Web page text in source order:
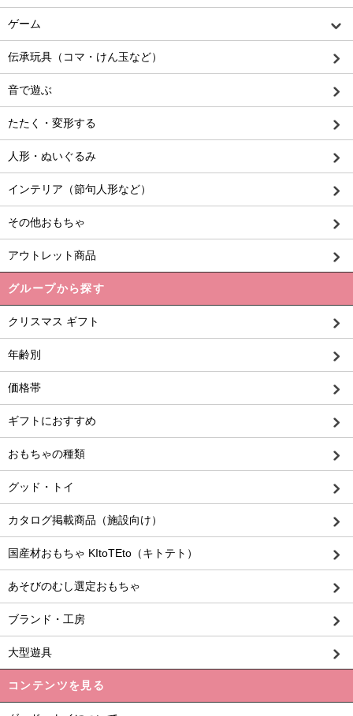
ゲーム
伝承玩具（コマ・けん玉など）
音で遊ぶ
たたく・変形する
人形・ぬいぐるみ
インテリア（節句人形など）
その他おもちゃ
アウトレット商品
グループから探す
クリスマス ギフト
年齢別
価格帯
ギフトにおすすめ
おもちゃの種類
グッド・トイ
カタログ掲載商品（施設向け）
国産材おもちゃ KItoTEto（キトテト）
あそびのむし選定おもちゃ
ブランド・工房
大型遊具
コンテンツを見る